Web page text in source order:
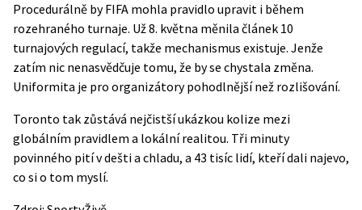
Procedurálně by FIFA mohla pravidlo upravit i během
rozehraného turnaje. Už 8. května měnila článek 10
turnajových regulací, takže mechanismus existuje. Jenže
zatím nic nenasvědčuje tomu, že by se chystala změna.
Uniformita je pro organizátory pohodlnější než rozlišování.
Toronto tak zůstává nejčistší ukázkou kolize mezi
globálním pravidlem a lokální realitou. Tři minuty
povinného pití v dešti a chladu, a 43 tisíc lidí, kteří dali najevo,
co si o tom myslí.